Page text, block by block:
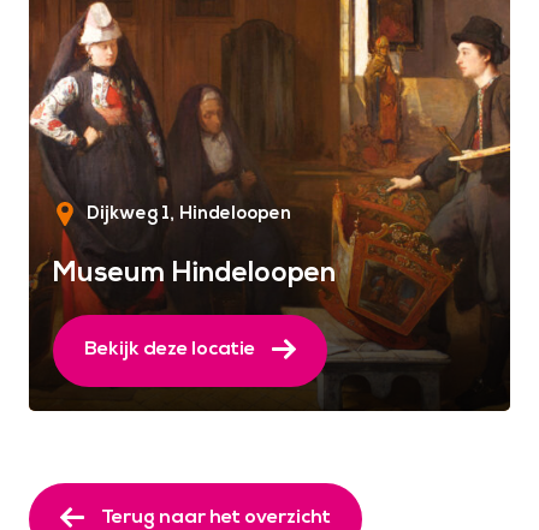
Dijkweg 1 Hindeloopen
Museum Hindeloopen
Bekijk deze locatie
Terug naar het overzicht